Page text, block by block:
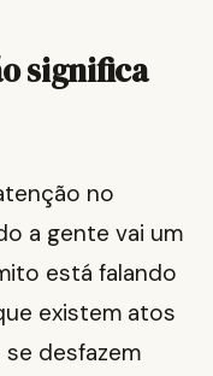
significa
no
a gente vai um
está falando
existem atos
desfazem